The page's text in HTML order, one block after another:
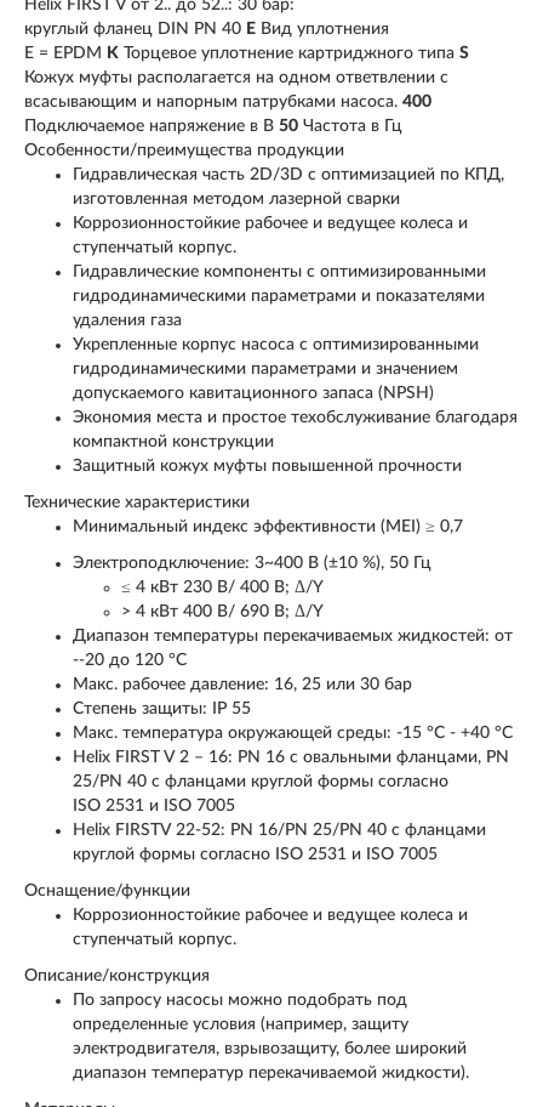
Helix FIRST V от 2.. до 52..: 30 бар:
круглый фланец DIN PN 40 E Вид уплотнения
E = EPDM
K Торцевое уплотнение картриджного типа S
Кожух муфты располагается на одном ответвлении с
всасывающим и напорным патрубками насоса. 400
Подключаемое напряжение в В 50 Частота в Гц
Особенности/преимущества продукции
Гидравлическая часть 2D/3D с оптимизацией по КПД,
изготовленная методом лазерной сварки
Коррозионностойкие рабочее и ведущее колеса и
ступенчатый корпус.
Гидравлические компоненты с оптимизированными
гидродинамическими параметрами и показателями
удаления газа
Укрепленные корпус насоса с оптимизированными
гидродинамическими параметрами и значением
допускаемого кавитационного запаса (NPSH)
Экономия места и простое техобслуживание благодаря
компактной конструкции
Защитный кожух муфты повышенной прочности
Технические характеристики
Минимальный индекс эффективности (MEI) ≥ 0,7
Электроподключение: 3~400 В (±10 %), 50 Гц
≤ 4 кВт 230 В/ 400 В; Δ/Y
> 4 кВт 400 В/ 690 В; Δ/Y
Диапазон температуры перекачиваемых жидкостей: от
‐-20 до 120 °C
Макс. рабочее давление: 16, 25 или 30 бар
Степень защиты: IP 55
Макс. температура окружающей среды: -15 °C - +40 °C
Helix FIRST V 2 – 16: PN 16 с овальными фланцами, PN
25/PN 40 с фланцами круглой формы согласно
ISO 2531 и ISO 7005
Helix FIRSTV 22-52: PN 16/PN 25/PN 40 с фланцами
круглой формы согласно ISO 2531 и ISO 7005
Оснащение/функции
Коррозионностойкие рабочее и ведущее колеса и
ступенчатый корпус.
Описание/конструкция
По запросу насосы можно подобрать под
определенные условия (например, защиту
электродвигателя, взрывозащиту, более широкий
диапазон температур перекачиваемой жидкости).